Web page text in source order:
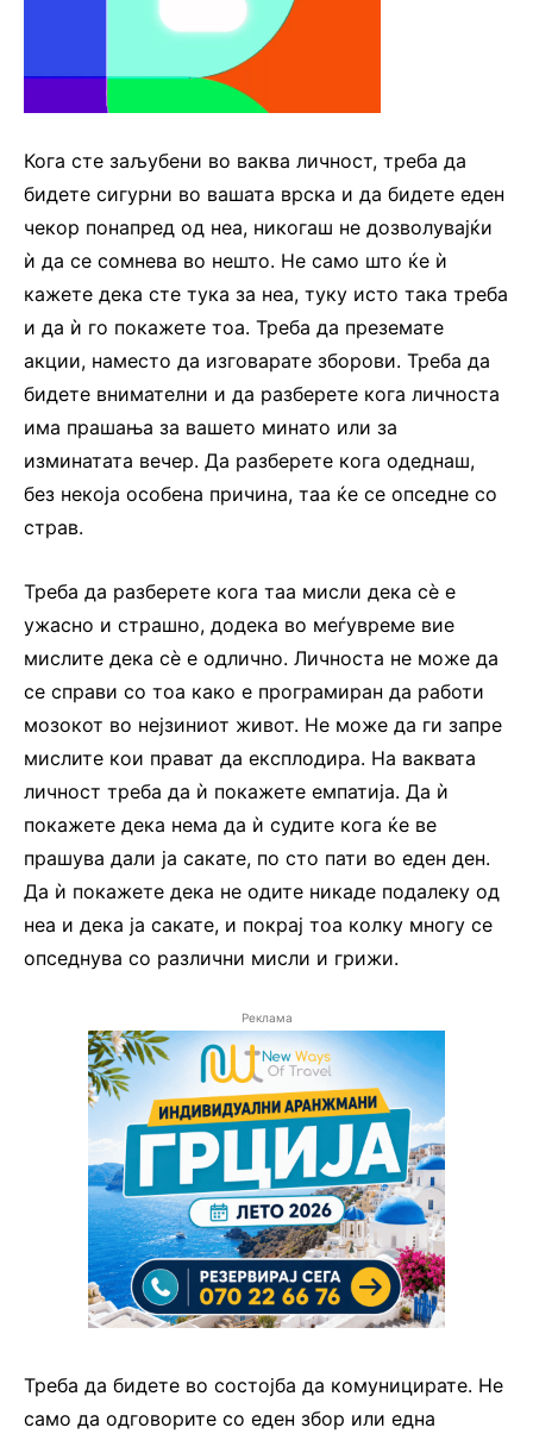
Кога сте заљубени во ваква личност, треба да
бидете сигурни во вашата врска и да бидете еден
чекор понапред од неа, никогаш не дозволувајќи
ѝ да се сомнева во нешто. Не само што ќе ѝ
кажете дека сте тука за неа, туку исто така треба
и да ѝ го покажете тоа. Треба да преземате
акции, наместо да изговарате зборови. Треба да
бидете внимателни и да разберете кога личноста
има прашања за вашето минато или за
изминатата вечер. Да разберете кога одеднаш,
без некоја особена причина, таа ќе се опседне со
страв.
Треба да разберете кога таа мисли дека сѐ е
ужасно и страшно, додека во меѓувреме вие
мислите дека сѐ е одлично. Личноста не може да
се справи со тоа како е програмиран да работи
мозокот во нејзиниот живот. Не може да ги запре
мислите кои прават да експлодира. На ваквата
личност треба да ѝ покажете емпатија. Да ѝ
покажете дека нема да ѝ судите кога ќе ве
прашува дали ја сакате, по сто пати во еден ден.
Да ѝ покажете дека не одите никаде подалеку од
неа и дека ја сакате, и покрај тоа колку многу се
опседнува со различни мисли и грижи.
Реклама
Треба да бидете во состојба да комуницирате. Не
само да одговорите со еден збор или една